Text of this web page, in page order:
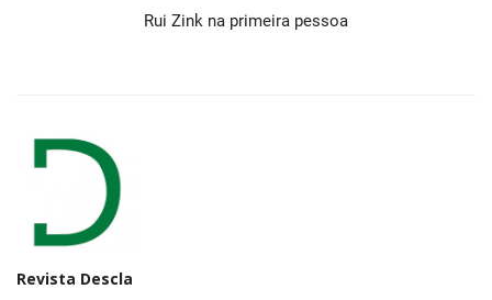
Rui Zink na primeira pessoa
Revista Descla